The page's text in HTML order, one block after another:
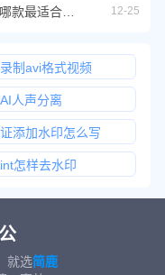
12-25
制avi格式视频
人声分离
添加水印怎么写
怎样去水印
就选简鹿